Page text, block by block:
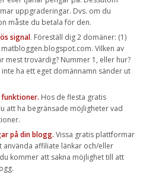
uppgraderingar. Dvs. om du
måste du betala för den.
signal. Föreställ dig 2 domäner: (1)
Vilken av
mest trovärdig? Nummer 1, eller hur?
ha ett eget domännamn sänder ut
funktioner. Hos de flesta gratis
att ha begränsade möjligheter vad
på din blogg. Vissa gratis plattformar
affiliate länkar och/eller
kommer att sakna möjlighet till att